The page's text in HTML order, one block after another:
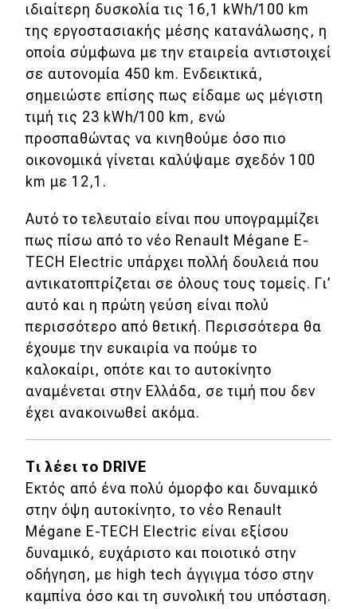
ιδιαίτερη δυσκολία τις 16,1 kWh/100 km
της εργοστασιακής μέσης κατανάλωσης, η
οποία σύμφωνα με την εταιρεία αντιστοιχεί
σε αυτονομία 450 km. Ενδεικτικά,
σημειώστε επίσης πως είδαμε ως μέγιστη
τιμή τις 23 kWh/100 km, ενώ
προσπαθώντας να κινηθούμε όσο πιο
οικονομικά γίνεται καλύψαμε σχεδόν 100
km με 12,1.
Αυτό το τελευταίο είναι που υπογραμμίζει
πως πίσω από το νέο Renault Mégane E-
TECH Electric υπάρχει πολλή δουλειά που
αντικατοπτρίζεται σε όλους τους τομείς. Γι’
αυτό και η πρώτη γεύση είναι πολύ
περισσότερο από θετική. Περισσότερα θα
έχουμε την ευκαιρία να πούμε το
καλοκαίρι, οπότε και το αυτοκίνητο
αναμένεται στην Ελλάδα, σε τιμή που δεν
έχει ανακοινωθεί ακόμα.
Τι λέει το DRIVE
Εκτός από ένα πολύ όμορφο και δυναμικό
στην όψη αυτοκίνητο, το νέο Renault
Mégane E-TECH Electric είναι εξίσου
δυναμικό, ευχάριστο και ποιοτικό στην
οδήγηση, με high tech άγγιγμα τόσο στην
καμπίνα όσο και τη συνολική του υπόσταση.